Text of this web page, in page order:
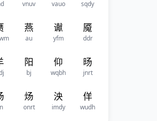
vnuv vauo sqdy
燕
au
谳
yfm
魇
ddr
阳
bj
仰
wqbh
旸
jnrt
炀
onrt
泱
imdy
佯
wudh